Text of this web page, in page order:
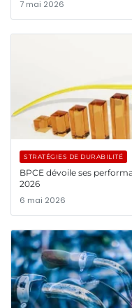
7 mai 2026
STRATÉGIES DE DURABILITÉ
BPCE dévoile ses
2026
6 mai 2026